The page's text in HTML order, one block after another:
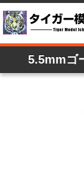
5.5mmゴ